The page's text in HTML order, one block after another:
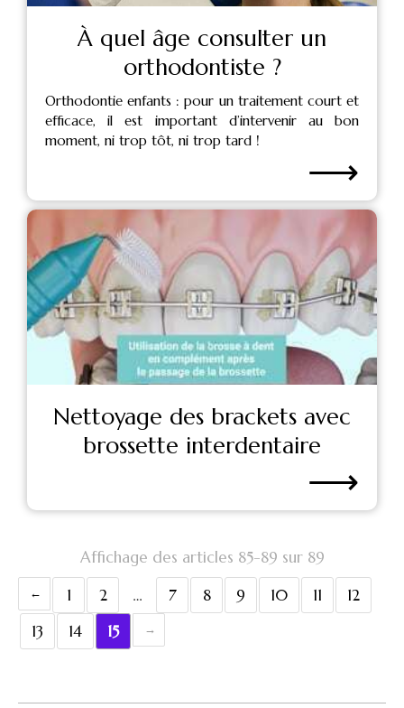
À quel âge consulter un
orthodontiste ?
Orthodontie enfants : pour un traitement court et
efficace, il est important d’intervenir au bon
moment, ni trop tôt, ni trop tard !
⟶
Nettoyage des brackets avec
brossette interdentaire
⟶
Affichage des articles 85-89 sur 89
1
2 … 7 8 9 10 11
12
13
14 15